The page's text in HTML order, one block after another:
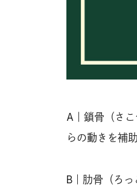
A｜鎖骨（さ
らの動きを補
B｜肋骨（ろ